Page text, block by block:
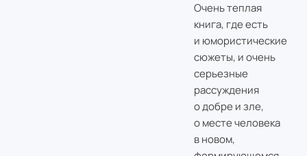
Очень теплая
книга, где есть
и юмористические
сюжеты, и очень
серьезные
рассуждения
о добре и зле,
о месте человека
в новом,